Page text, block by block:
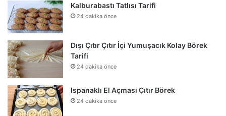
Kalburabastı Tatlısı Tarifi
24 dakika önce
Dışı Çıtır Çıtır İçi Yumuşacık Kolay Börek
Tarifi
24 dakika önce
Ispanaklı El Açması Çıtır Börek
24 dakika önce